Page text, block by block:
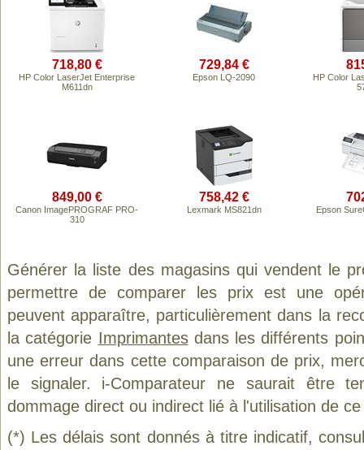
718,80 €
HP Color LaserJet Enterprise
M611dn
729,84 €
Epson LQ-2090
HP Color
849,00 €
Canon ImagePROGRAF PRO-
310
758,42 €
Lexmark MS821dn Epson
Générer la liste des magasins qui vendent le
permettre de comparer les prix est une
peuvent apparaître, particulièrement dans la
la catégorie Imprimantesdans les différents
une erreur dans cette comparaison de prix,
le signaler. i-Comparateur ne saurait être
dommage direct ou indirect lié à l'utilisation de
(*) Les délais sont donnés à titre indicatif,